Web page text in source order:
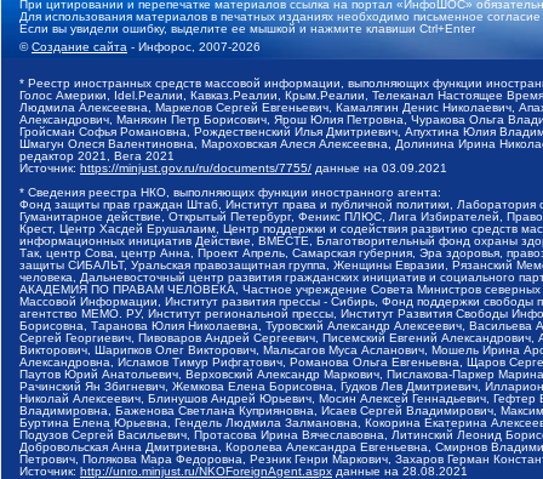
При цитировании и перепечатке материалов ссылка на портал «ИнфоШОС»
Для использования материалов в печатных изданиях необходимо письменное
Если вы увидели ошибку, выделите ее мышкой и нажмите клавиши Ctrl+Enter
©Создание сайта - Инфорос, 2007-2026
* Реестр иностранных средств массовой информации, выполняющих функции
Голос Америки, Idel.Реалии, Кавказ.Реалии, Крым.Реалии, Телеканал Настоящее
Людмила Алексеевна, Маркелов Сергей Евгеньевич, Камалягин Денис Николаевич,
Александрович, Маняхин Петр Борисович, Ярош Юлия Петровна, Чуракова Ольга
Гройсман Софья Романовна, Рождественский Илья Дмитриевич, Апухтина Юлия
Шмагун Олеся Валентиновна, Мароховская Алеся Алексеевна, Долинина Ирина
редактор 2021, Вега 2021
Источник: https://minjust.gov.ru/ru/documents/7755/ данные на 03.09.2021
* Сведения реестра НКО, выполняющих функции иностранного агента:
Фонд защиты прав граждан Штаб, Институт права и публичной политики,
Гуманитарное действие, Открытый Петербург, Феникс ПЛЮС, Лига Избирателей,
Крест, Центр Хасдей Ерушалаим, Центр поддержки и содействия развитию средств
информационных инициатив Действие, ВМЕСТЕ, Благотворительный фонд охраны
Так, центр Сова, центр Анна, Проект Апрель, Самарская губерния, Эра здоровья,
защиты СИБАЛЬТ, Уральская правозащитная группа, Женщины Евразии, Рязанский
человека, Дальневосточный центр развития гражданских инициатив и социального
АКАДЕМИЯ ПО ПРАВАМ ЧЕЛОВЕКА, Частное учреждение Совета Министров северных
Массовой Информации, Институт развития прессы - Сибирь, Фонд поддержки
агентство МЕМО. РУ, Институт региональной прессы, Институт Развития Свободы
Борисовна, Таранова Юлия Николаевна, Туровский Александр Алексеевич,
Сергей Георгиевич, Пивоваров Андрей Сергеевич, Писемский Евгений
Викторович, Шарипков Олег Викторович, Мальсагов Муса Асланович, Мошель Ирина
Александровна, Исламов Тимур Рифгатович, Романова Ольга Евгеньевна, Щаров
Паутов Юрий Анатольевич, Верховский Александр Маркович, Пислакова-Паркер
Рачинский Ян Збигневич, Жемкова Елена Борисовна, Гудков Лев Дмитриевич,
Николай Алексеевич, Блинушов Андрей Юрьевич, Мосин Алексей Геннадьевич,
Владимировна, Баженова Светлана Куприяновна, Исаев Сергей Владимирович,
Буртина Елена Юрьевна, Гендель Людмила Залмановна, Кокорина Екатерина
Подузов Сергей Васильевич, Протасова Ирина Вячеславовна, Литинский Леонид
Добровольская Анна Дмитриевна, Королева Александра Евгеньевна, Смирнов
Петрович, Полякова Мара Федоровна, Резник Генри Маркович, Захаров Герман
Источник: http://unro.minjust.ru/NKOForeignAgent.aspx данные на 28.08.2021